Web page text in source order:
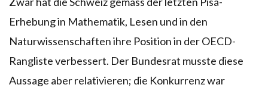
Erhebung in Mathematik, Lesen und in den
Naturwissenschaften ihre Position in der OECD-
Rangliste verbessert. Der Bundesrat musste diese
Aussage aber relativieren; die Konkurrenz war